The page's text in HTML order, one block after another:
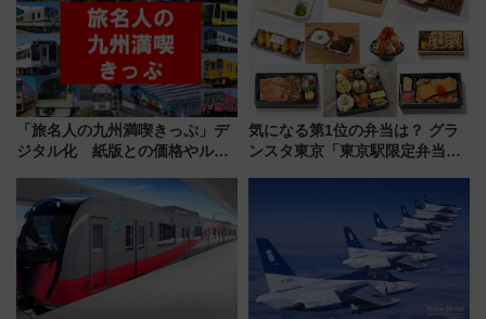
「旅名人の九州満喫きっぷ」デ
ジタル化 紙版との価格やルー
気になる第1位の弁当は？ グラ
ンスタ東京「東京駅限定弁当